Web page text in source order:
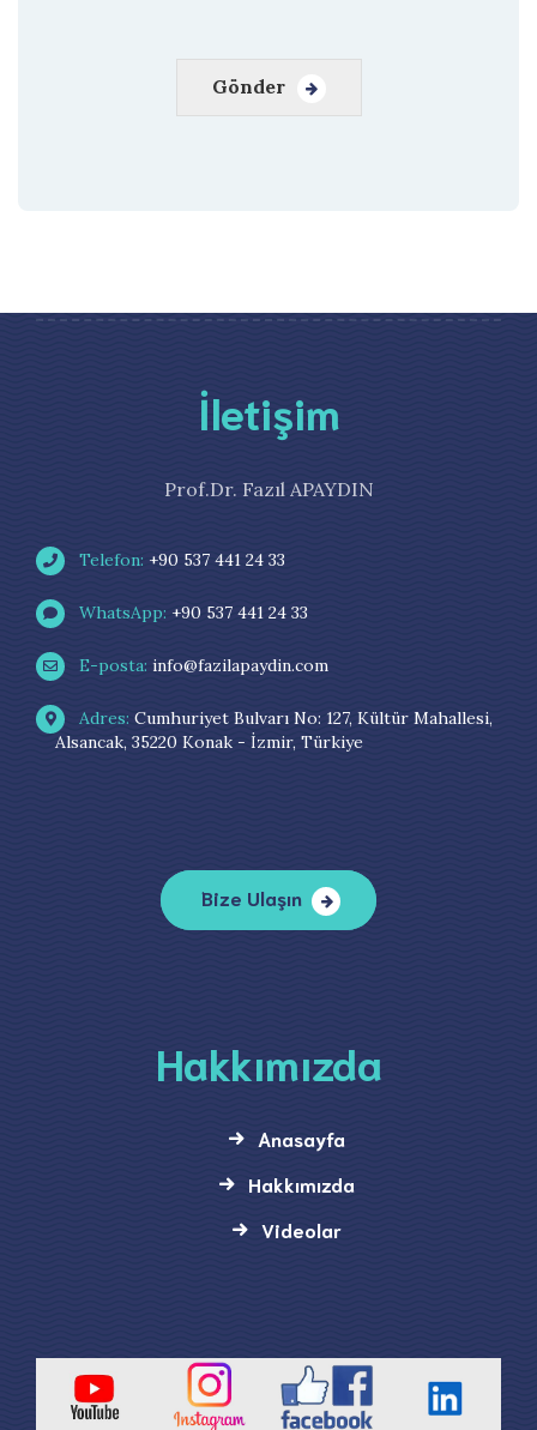
Gönder
İletişim
Prof.Dr. Fazıl APAYDIN
Telefon: +90 537 441 24 33
WhatsApp: +90 537 441 24 33
E-posta: info@fazilapaydin.com
Adres: Cumhuriyet Bulvarı No: 127, Kültür Mahallesi,
Alsancak, 35220 Konak - İzmir, Türkiye
Bize Ulaşın
Hakkımızda
Anasayfa
Hakkımızda
Videolar